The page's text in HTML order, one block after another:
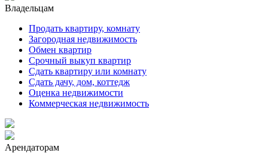
Владельцам
Продать квартиру, комнату
Загородная недвижимость
Обмен квартир
Срочный выкуп квартир
Сдать квартиру или комнату
Сдать дачу, дом, коттедж
Оценка недвижимости
Коммерческая недвижимость
Арендаторам